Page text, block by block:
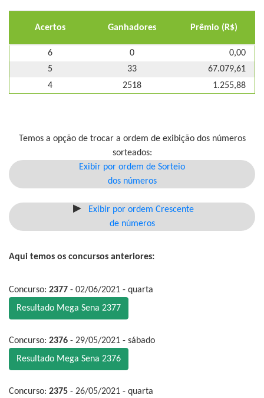
Acertos Ganhadores Prêmio (R$)
6 0
0,00
5
33
67.079,61
4
2518 1.255,88
Temos a opção de trocar a ordem de exibição dos números
sorteados:
Exibir por ordem de Sorteio
dos números
Exibir por ordem Crescente
de números
Aqui temos os concursos anteriores:
Concurso: 2377 - 02/06/2021 - quarta
Resultado Mega Sena 2377
Concurso: 2376 - 29/05/2021 - sábado
Resultado Mega Sena 2376
Concurso: 2375 - 26/05/2021 - quarta